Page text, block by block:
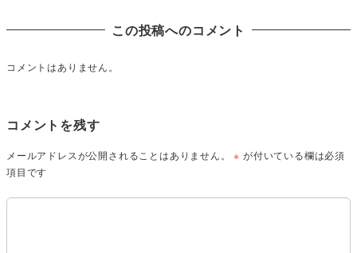
この投稿へのコメント
コメントはありません。
コメントを残す
メールアドレスが公開されることはありません。 ※ が付いている欄は必須
項目です